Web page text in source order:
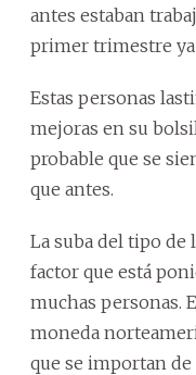
antes estaban
primer trimestre
Estas personas
mejoras en su
probable que se
que antes.
La suba del tipo de
factor que está
muchas personas.
moneda
que se importan de